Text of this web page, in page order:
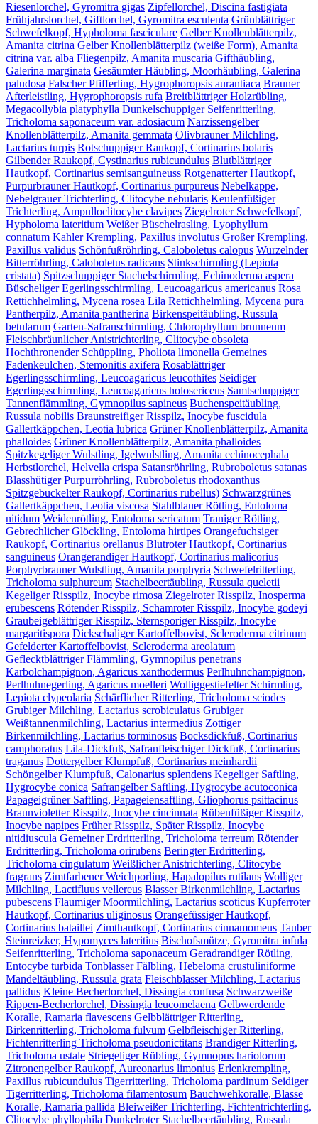
Riesenlorchel, Gyromitra gigas Zipfellorchel, Discina fastigiata
Frühjahrslorchel, Giftlorchel, Gyromitra esculenta Grünblättriger
Schwefelkopf, Hypholoma fasciculare Gelber Knollenblätterpilz,
Amanita citrina Gelber Knollenblätterpilz (weiße Form), Amanita
citrina var. alba Fliegenpilz, Amanita muscaria Gifthäubling,
Galerina marginata Gesäumter Häubling, Moorhäubling, Galerina
paludosa Falscher Pfifferling, Hygrophoropsis aurantiaca Brauner
Afterleistling, Hygrophoropsis rufa Breitblättriger Holzrübling,
Megacollybia platyphylla Dunkelschuppiger Seifenritterling,
Tricholoma saponaceum var. adosiacum Narzissengelber
Knollenblätterpilz, Amanita gemmata Olivbrauner Milchling,
Lactarius turpis Rotschuppiger Raukopf, Cortinarius bolaris
Gilbender Raukopf, Cystinarius rubicundulus Blutblättriger
Hautkopf, Cortinarius semisanguineuss Rotgenatterter Hautkopf,
Purpurbrauner Hautkopf, Cortinarius purpureus Nebelkappe,
Nebelgrauer Trichterling, Clitocybe nebularis Keulenfüßiger
Trichterling, Ampulloclitocybe clavipes Ziegelroter Schwefelkopf,
Hypholoma lateritium Weißer Büschelrasling, Lyophyllum
connatum Kahler Krempling, Paxillus involutus Großer Krempling,
Paxillus validus Schönfußröhrling, Caloboletus calopus Wurzelnder
Bitterröhrling, Caloboletus radicans Stinkschirmling (Lepiota
cristata) Spitzschuppiger Stachelschirmling, Echinoderma aspera
Büscheliger Egerlingsschirmling, Leucoagaricus americanus Rosa
Rettichhelmling, Mycena rosea Lila Rettichhelmling, Mycena pura
Pantherpilz, Amanita pantherina Birkenspeitäubling, Russula
betularum Garten-Safranschirmling, Chlorophyllum brunneum
Fleischbräunlicher Anistrichterling, Clitocybe obsoleta
Hochthronender Schüppling, Pholiota limonella Gemeines
Fadenkeulchen, Stemonitis axifera Rosablättriger
Egerlingsschirmling, Leucoagaricus leucothites Seidiger
Egerlingsschirmling, Leucoagaricus holosericeus Samtschuppiger
Tannenflämmling, Gymnopilus sapineus Buchenspeitäubling,
Russula nobilis Braunstreifiger Risspilz, Inocybe fuscidula
Gallertkäppchen, Leotia lubrica Grüner Knollenblätterpilz, Amanita
phalloides Grüner Knollenblätterpilz, Amanita phalloides
Spitzkegeliger Wulstling, Igelwulstling, Amanita echinocephala
Herbstlorchel, Helvella crispa Satansröhrling, Rubroboletus satanas
Blasshütiger Purpurröhrling, Rubroboletus rhodoxanthus
Spitzgebuckelter Raukopf, Cortinarius rubellus) Schwarzgrünes
Gallertkäppchen, Leotia viscosa Stahlblauer Rötling, Entoloma
nitidum Weidenrötling, Entoloma sericatum Traniger Rötling,
Gebrechlicher Glöckling, Entoloma hirtipes Orangefuchsiger
Raukopf, Cortinarius orellanus Blutroter Hautkopf, Cortinarius
sanguineus Orangerandiger Hautkopf, Cortinarius malicorius
Porphyrbrauner Wulstling, Amanita porphyria Schwefelritterling,
Tricholoma sulphureum Stachelbeertäubling, Russula queletii
Kegeliger Risspilz, Inocybe rimosa Ziegelroter Risspilz, Inosperma
erubescens Rötender Risspilz, Schamroter Risspilz, Inocybe godeyi
Graubeigeblättriger Risspilz, Sternsporiger Risspilz, Inocybe
margaritispora Dickschaliger Kartoffelbovist, Scleroderma citrinum
Gefelderter Kartoffelbovist, Scleroderma areolatum
Geflecktblättriger Flämmling, Gymnopilus penetrans
Karbolchampignon, Agaricus xanthodermus Perlhuhnchampignon,
Perlhuhnegerling, Agaricus moelleri Wolliggestiefelter Schirmling,
Lepiota clypeolaria Schärflicher Ritterling, Tricholoma sciodes
Grubiger Milchling, Lactarius scrobiculatus Grubiger
Weißtannenmilchling, Lactarius intermedius Zottiger
Birkenmilchling, Lactarius torminosus Bocksdickfuß, Cortinarius
camphoratus Lila-Dickfuß, Safranfleischiger Dickfuß, Cortinarius
traganus Dottergelber Klumpfuß, Cortinarius meinhardii
Schöngelber Klumpfuß, Calonarius splendens Kegeliger Saftling,
Hygrocybe conica Safrangelber Saftling, Hygrocybe acutoconica
Papageigrüner Saftling, Papageiensaftling, Gliophorus psittacinus
Braunvioletter Risspilz, Inocybe cincinnata Rübenfüßiger Risspilz,
Inocybe napipes Früher Risspilz, Später Risspilz, Inocybe
nitidiuscula Gemeiner Erdritterling, Tricholoma terreum Rötender
Erdritterling, Tricholoma orirubens Beringter Erdritterling,
Tricholoma cingulatum Weißlicher Anistrichterling, Clitocybe
fragrans Zimtfarbener Weichporling, Hapalopilus rutilans Wolliger
Milchling, Lactifluus vellereus Blasser Birkenmilchling, Lactarius
pubescens Flaumiger Moormilchling, Lactarius scoticus Kupferroter
Hautkopf, Cortinarius uliginosus Orangefüssiger Hautkopf,
Cortinarius bataillei Zimthautkopf, Cortinarius cinnamomeus Tauber
Steinreizker, Hypomyces lateritius Bischofsmütze, Gyromitra infula
Seifenritterling, Tricholoma saponaceum Geradrandiger Rötling,
Entocybe turbida Tonblasser Fälbling, Hebeloma crustuliniforme
Mandeltäubling, Russula grata Fleischblasser Milchling, Lactarius
pallidus Kleine Becherlorchel, Dissingia confusa Schwarzweiße
Rippen-Becherlorchel, Dissingia leucomelaena Gelbwerdende
Koralle, Ramaria flavescens Gelbblättriger Ritterling,
Birkenritterling, Tricholoma fulvum Gelbfleischiger Ritterling,
Fichtenritterling Tricholoma pseudonictitans Brandiger Ritterling,
Tricholoma ustale Striegeliger Rübling, Gymnopus hariolorum
Zitronengelber Raukopf, Aureonarius limonius Erlenkrempling,
Paxillus rubicundulus Tigerritterling, Tricholoma pardinum Seidiger
Tigerritterling, Tricholoma filamentosum Bauchwehkoralle, Blasse
Koralle, Ramaria pallida Bleiweißer Trichterling, Fichtentrichterling,
Clitocybe phyllophila Dunkelroter Stachelbeertäubling, Russula